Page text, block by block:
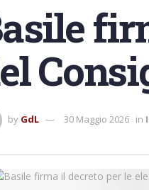
by GdL 30 Maggio 2026 in